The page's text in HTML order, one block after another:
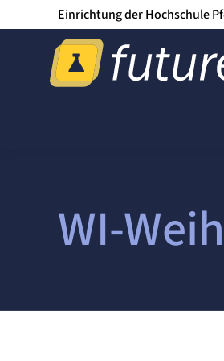
Einrichtung der Hochschule
WI-